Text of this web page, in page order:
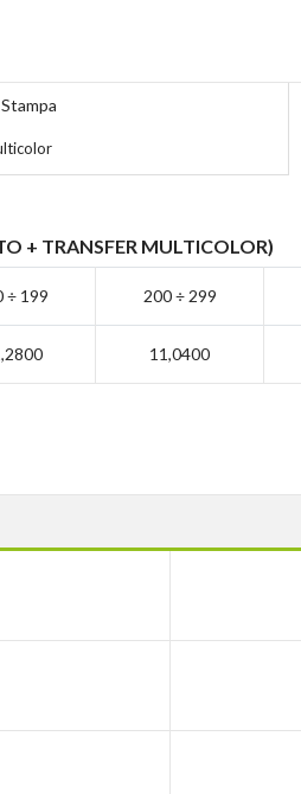
+ TRANSFER MULTICOLOR)
÷ 199 200 ÷ 299
11,0400